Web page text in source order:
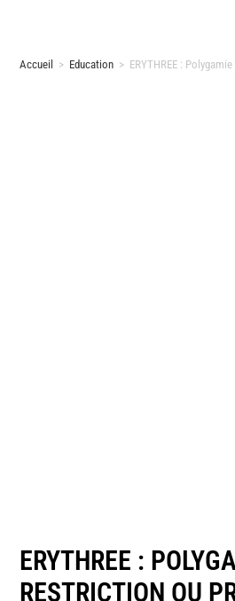
Accueil > Education > ERYTHREE :
ERYTHREE :
RESTRICTION OU